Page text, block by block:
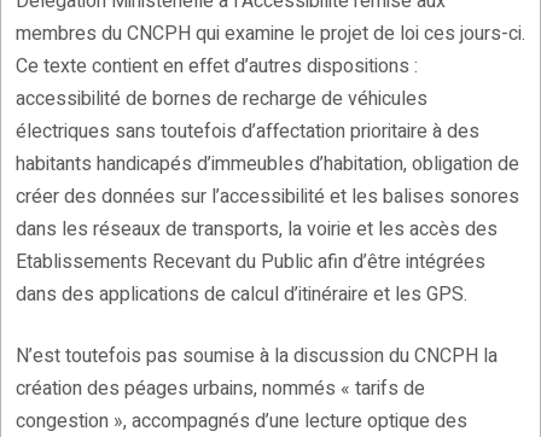
membres du CNCPH qui examine le projet de loi ces jours-ci.
Ce texte contient en effet d’autres dispositions :
accessibilité de bornes de recharge de véhicules
électriques sans toutefois d’affectation prioritaire à des
habitants handicapés d’immeubles d’habitation, obligation de
créer des données sur l’accessibilité et les balises sonores
dans les réseaux de transports, la voirie et les accès des
Etablissements Recevant du Public afin d’être intégrées
dans des applications de calcul d’itinéraire et les GPS.
N’est toutefois pas soumise à la discussion du CNCPH la
création des péages urbains, nommés « tarifs de
congestion », accompagnés d’une lecture optique des